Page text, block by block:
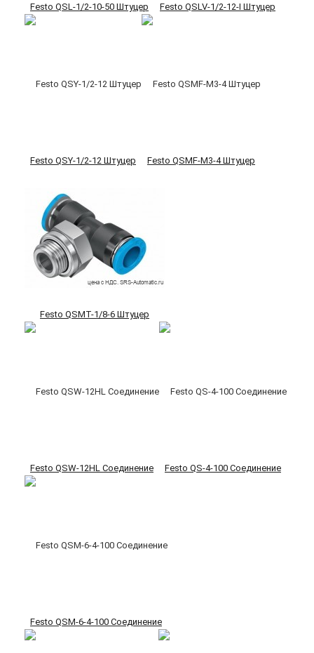
Festo QSL-1/2-10-50 Штуцер Festo QSLV-1/2-12-I Штуцер
Festo QSY-1/2-12 Штуцер Festo QSMF-M3-4 Штуцер
Festo QSMT-1/8-6 Штуцер
Festo QSW-12HL Соединение Festo QS-4-100 Соединение
Festo QSM-6-4-100 Соединение